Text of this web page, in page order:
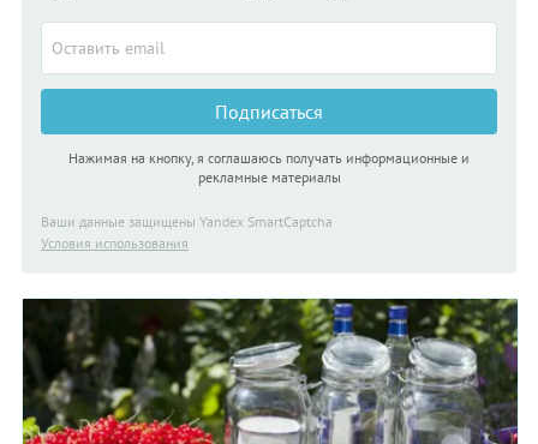
Подписаться
Нажимая на кнопку, я соглашаюсь получать информационные и
рекламные материалы
Ваши данные защищены Yandex SmartCaptcha
Условия использования